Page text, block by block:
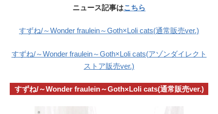
ニュース記事はこちら
すずね/～Wonder fraulein～Goth×Loli cats(通常販売ver.)
すずね/～Wonder fraulein～Goth×Loli cats(アゾンダイレクト
ストア販売ver.)
すずね/～Wonder fraulein～Goth×Loli cats(通常販売ver.)